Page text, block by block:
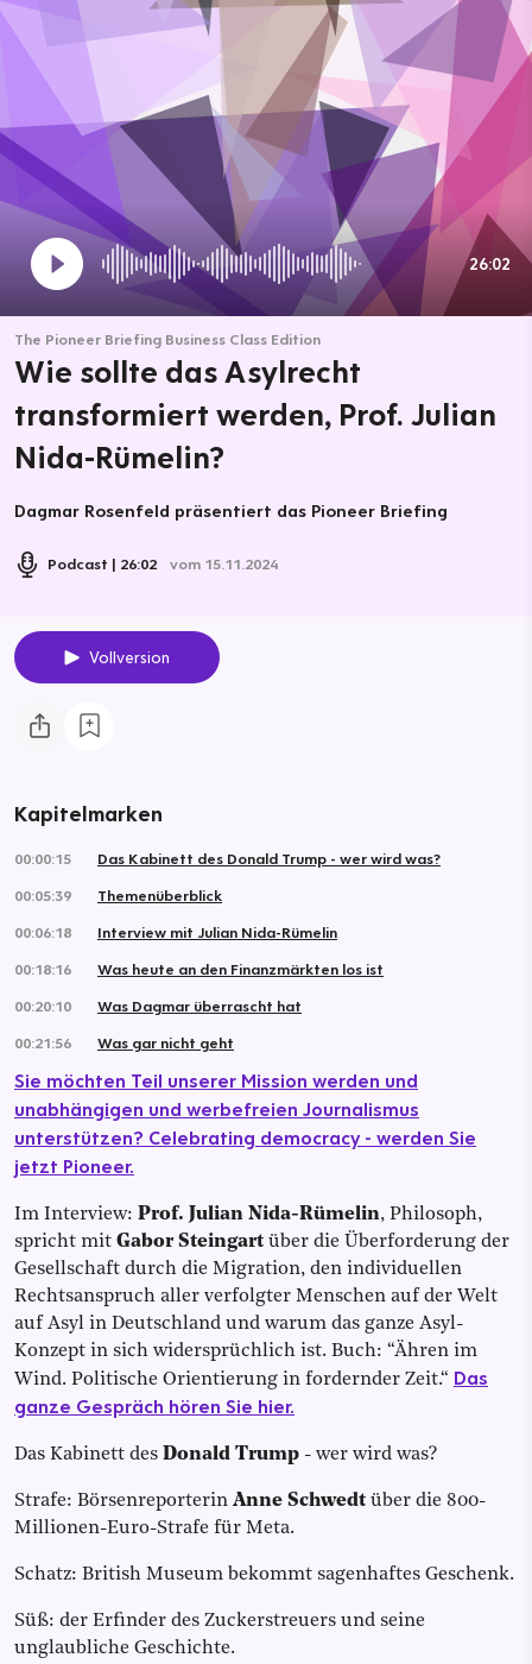
26:02
The Pioneer Briefing Business Class Edition
Wie sollte das Asylrecht
transformiert werden, Prof. Julian
Nida-Rümelin?
Dagmar Rosenfeld präsentiert das Pioneer Briefing
Podcast 26:02 vom 15.11.2024
Vollversion
Kapitelmarken
00:00:15
Das Kabinett des Donald Trump - wer wird was?
00:05:39
Themenüberblick
00:06:18
Interview mit Julian Nida-Rümelin
00:18:16
Was heute an den Finanzmärkten los ist
00:20:10
Was Dagmar überrascht hat
00:21:56
Was gar nicht geht
Sie möchten Teil unserer Mission werden und
unabhängigen und werbefreien Journalismus
unterstützen? Celebrating democracy - werden Sie
jetzt Pioneer.
Im Interview: Prof. Julian Nida-Rümelin, Philosoph,
spricht mit Gabor Steingart über die Überforderung der
Gesellschaft durch die Migration, den individuellen
Rechtsanspruch aller verfolgter Menschen auf der Welt
auf Asyl in Deutschland und warum das ganze Asyl-
Konzept in sich widersprüchlich ist. Buch: “Ähren im
Wind. Politische Orientierung in fordernder Zeit.“ Das
ganze Gespräch hören Sie hier.
Das Kabinett des Donald Trump - wer wird was?
Strafe: Börsenreporterin Anne Schwedt über die 800-
Millionen-Euro-Strafe für Meta.
Schatz: British Museum bekommt sagenhaftes Geschenk.
Süß: der Erfinder des Zuckerstreuers und seine
unglaubliche Geschichte.